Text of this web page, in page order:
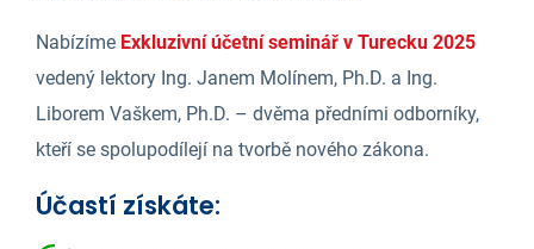
Nabízíme Exkluzivní účetní seminář v Turecku 2025
vedený lektory Ing. Janem Molínem, Ph.D. a Ing.
Liborem Vaškem, Ph.D. – dvěma předními odborníky,
kteří se spolupodílejí na tvorbě nového zákona.
Účastí získáte: